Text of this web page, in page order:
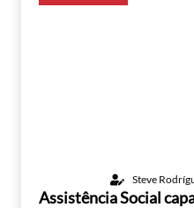
Steve
Assistência Social